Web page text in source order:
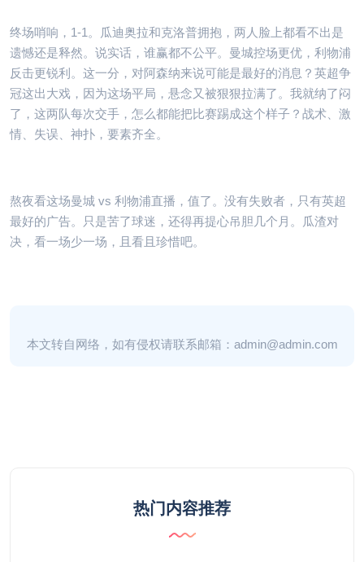
终场哨响，1-1。瓜迪奥拉和克洛普拥抱，两人脸上都看不出是
遗憾还是释然。说实话，谁赢都不公平。曼城控场更优，利物浦
反击更锐利。这一分，对阿森纳来说可能是最好的消息？英超争
冠这出大戏，因为这场平局，悬念又被狠狠拉满了。我就纳了闷
了，这两队每次交手，怎么都能把比赛踢成这个样子？战术、激
情、失误、神扑，要素齐全。
熬夜看这场曼城 vs 利物浦直播，值了。没有失败者，只有英超
最好的广告。只是苦了球迷，还得再提心吊胆几个月。瓜渣对
决，看一场少一场，且看且珍惜吧。
本文转自网络，如有侵权请联系邮箱：admin@admin.com
热门内容推荐